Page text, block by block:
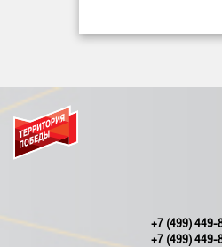
+7 (499) 449-
+7 (499) 449-